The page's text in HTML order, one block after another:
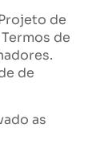
de
de
de
as